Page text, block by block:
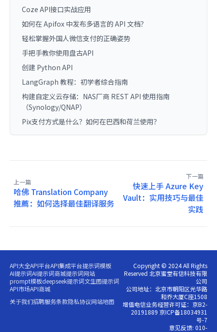
Coze API接口实战应用
如何在 Apifox 中发布多语言的 API 文档？
轻松掌握外国人微信支付的正确姿势
手把手教你使用盘古API
创建 Python API
LangGraph 教程：初学者综合指南
构建自定义云存储：NAS厂商 REST API 使用指南
（Synology/QNAP）
Pix支付方式是什么？如何在巴西和荷兰使用？
上一篇
哈佛 Translation Company
推薦：如何选择最佳翻译服务
下一篇
快速上手 Azure Key
Vault：实用技巧与最佳
实践
API大全API平台API集成平台提示词模板
AI提示词AI提示词商城提示词网站
prompt模板deepseek提示词文生图提示词
API市场API商城
关于我们招聘服务条款隐私协议网站地图
Copyright © 2024 All Rights
Reserved 北京蜜堂有信科技有限
公司
公司地址：北京市朝阳区光华路
和乔大厦C座1508
增值电信业务经营许可证：京B2-
20191889 京ICP备18034931
号-7
意见反馈: 010-